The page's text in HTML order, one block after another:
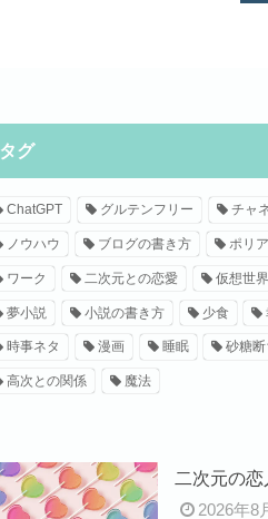
タグ
ChatGPT グルテンフリー チャ
ノウハウ ブログの書き方 ポリ
ワーク 二次元との恋愛 仮想世界
夢小説 小説の書き方 少食
時事ネタ 漫画 睡眠 砂糖断
高次との関係 魔法
二次元の
2026年8